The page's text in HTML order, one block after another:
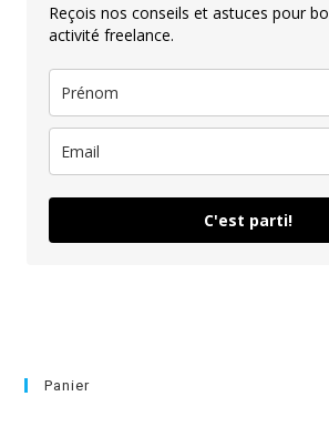
Reçois nos conseils et astuces pour
activité freelance.
C'est parti!
Panier